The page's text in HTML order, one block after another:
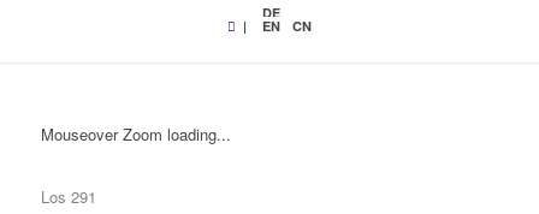
|
DE
EN CN
Mouseover Zoom loading...
Los 291